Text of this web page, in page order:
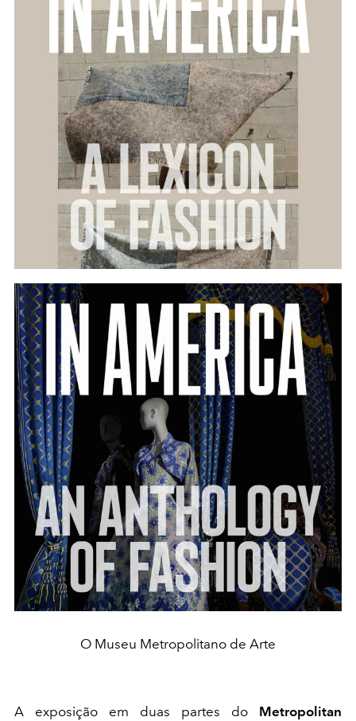
O Museu Metropolitano de Arte
A exposição em duas partes do Metropolitan